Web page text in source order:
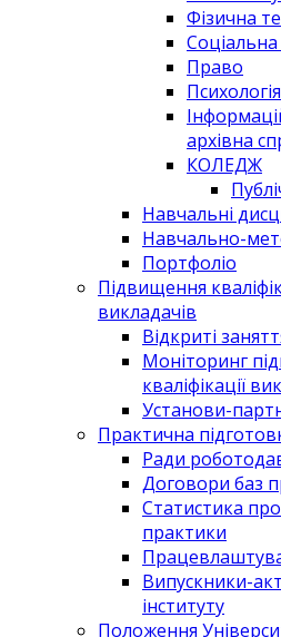
Фізична
Право
Психологія
архівна
КОЛЕДЖ
Навчальні
Навчально-
Портфоліо
Підвищення
викладачів
Відкриті
Моніторинг
кваліфікації
Установи-
Практична
Ради
Договори баз
Статистика
практики
Випускники-
інституту
Положення